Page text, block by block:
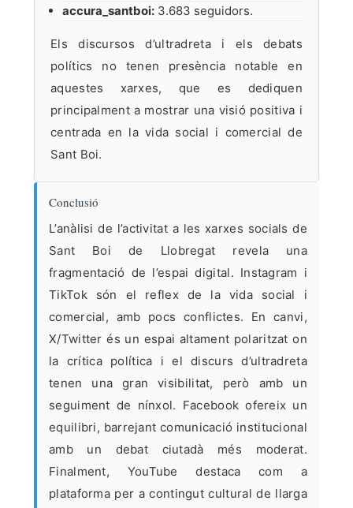
accura_santboi: 3.683 seguidors.
Els discursos d’ultradreta i els debats
polítics no tenen presència notable en
aquestes xarxes, que es dediquen
principalment a mostrar una visió positiva i
centrada en la vida social i comercial de
Sant Boi.
Conclusió
L’anàlisi de l’activitat a les xarxes socials de
Sant Boi de Llobregat revela una
fragmentació de l’espai digital. Instagram i
TikTok són el reflex de la vida social i
comercial, amb pocs conflictes. En canvi,
X/Twitter és un espai altament polaritzat on
la crítica política i el discurs d’ultradreta
tenen una gran visibilitat, però amb un
seguiment de nínxol. Facebook ofereix un
equilibri, barrejant comunicació institucional
amb un debat ciutadà més moderat.
Finalment, YouTube destaca com a
plataforma per a contingut cultural de llarga